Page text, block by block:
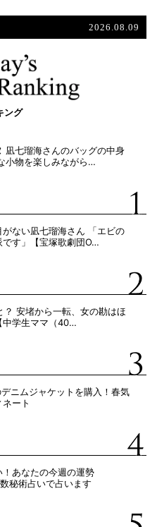
2026.08.09
ング
凪七瑠海さんのバッグの中身
小物を楽しみながら…
ない凪七瑠海さん 「エビの
です」【宝塚歌劇団O…
？ 安堵から一転、女の勘はほ
中学生ママ（40…
ニムジャケットを購入！春気
ート
あなたの今週の運勢
秘術占いで占います